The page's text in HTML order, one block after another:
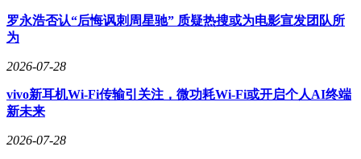
罗永浩否认“后悔讽刺周星驰” 质疑热搜或为电影宣发团队所
为
2026-07-28
vivo新耳机Wi-Fi传输引关注，微功耗Wi-Fi或开启个人AI终端
新未来
2026-07-28